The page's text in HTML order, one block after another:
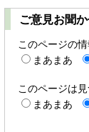
ご意見お聞
このページの
まあまあ
このページは
まあまあ